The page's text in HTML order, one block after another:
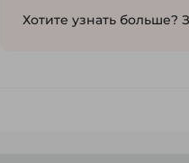
Хотите узнать больше?